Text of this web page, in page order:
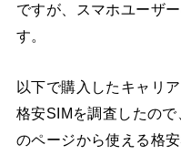
ですが、スマホユーザ
す。
以下で購入したキャリ
格安SIMを調査したの
のページから使える格